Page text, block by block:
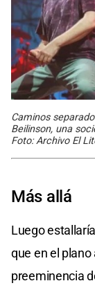
Caminos
Beilinson, una
Foto: Archivo El
Más allá
Luego
que en el
preeminencia